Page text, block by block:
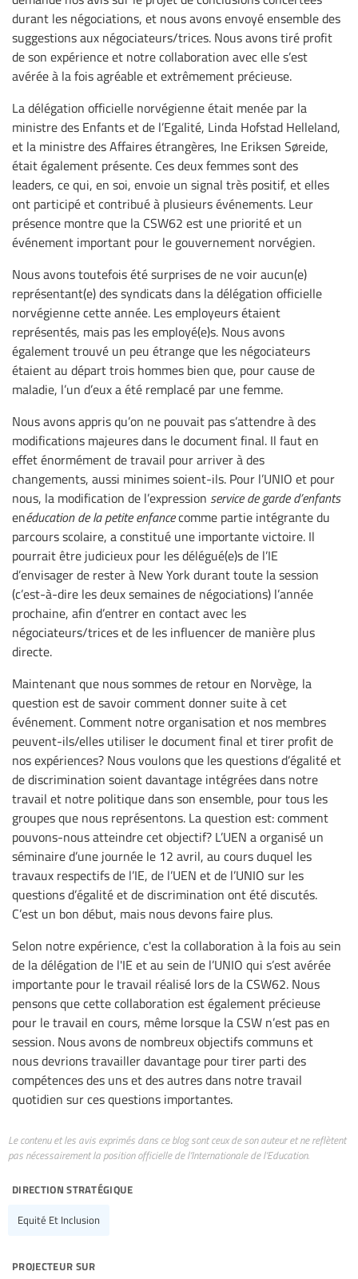
durant les négociations, et nous avons envoyé ensemble des
suggestions aux négociateurs/trices. Nous avons tiré profit
de son expérience et notre collaboration avec elle s’est
avérée à la fois agréable et extrêmement précieuse.
La délégation officielle norvégienne était menée par la
ministre des Enfants et de l’Egalité, Linda Hofstad Helleland,
et la ministre des Affaires étrangères, Ine Eriksen Søreide,
était également présente. Ces deux femmes sont des
leaders, ce qui, en soi, envoie un signal très positif, et elles
ont participé et contribué à plusieurs événements. Leur
présence montre que la CSW62 est une priorité et un
événement important pour le gouvernement norvégien.
Nous avons toutefois été surprises de ne voir aucun(e)
représentant(e) des syndicats dans la délégation officielle
norvégienne cette année. Les employeurs étaient
représentés, mais pas les employé(e)s. Nous avons
également trouvé un peu étrange que les négociateurs
étaient au départ trois hommes bien que, pour cause de
maladie, l’un d’eux a été remplacé par une femme.
Nous avons appris qu’on ne pouvait pas s’attendre à des
modifications majeures dans le document final. Il faut en
effet énormément de travail pour arriver à des
changements, aussi minimes soient-ils. Pour l’UNIO et pour
nous, la modification de l’expression service de garde d’enfants
enéducation de la petite enfancecomme partie intégrante du
parcours scolaire, a constitué une importante victoire. Il
pourrait être judicieux pour les délégué(e)s de l’IE
d’envisager de rester à New York durant toute la session
(c’est-à-dire les deux semaines de négociations) l’année
prochaine, afin d’entrer en contact avec les
négociateurs/trices et de les influencer de manière plus
directe.
Maintenant que nous sommes de retour en Norvège, la
question est de savoir comment donner suite à cet
événement. Comment notre organisation et nos membres
peuvent-ils/elles utiliser le document final et tirer profit de
nos expériences? Nous voulons que les questions d’égalité et
de discrimination soient davantage intégrées dans notre
travail et notre politique dans son ensemble, pour tous les
groupes que nous représentons. La question est: comment
pouvons-nous atteindre cet objectif? L’UEN a organisé un
séminaire d’une journée le 12 avril, au cours duquel les
travaux respectifs de l’IE, de l’UEN et de l’UNIO sur les
questions d’égalité et de discrimination ont été discutés.
C’est un bon début, mais nous devons faire plus.
Selon notre expérience, c'est la collaboration à la fois au sein
de la délégation de l'IE et au sein de l’UNIO qui s’est avérée
importante pour le travail réalisé lors de la CSW62. Nous
pensons que cette collaboration est également précieuse
pour le travail en cours, même lorsque la CSW n’est pas en
session. Nous avons de nombreux objectifs communs et
nous devrions travailler davantage pour tirer parti des
compétences des uns et des autres dans notre travail
quotidien sur ces questions importantes.
Le contenu et les avis exprimés dans ce blog sont ceux de son auteur et ne reflètent
pas nécessairement la position officielle de l’Internationale de l’Education.
direction stratégique
Equité Et Inclusion
projecteur sur